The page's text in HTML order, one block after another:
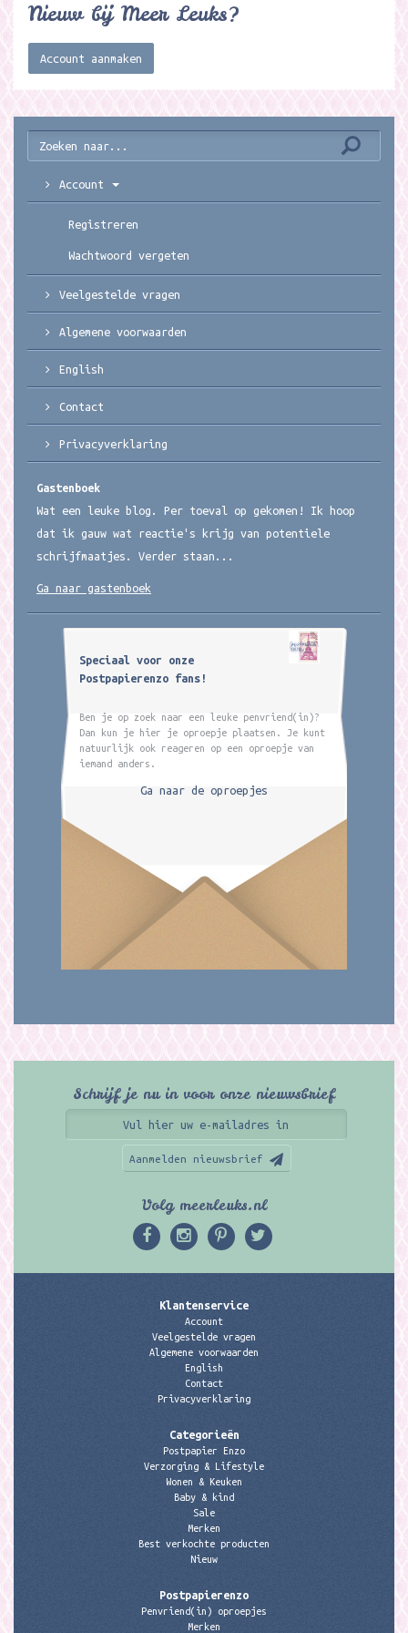
Nieuw bij Meer Leuks?
Account aanmaken
Account
Registreren
Wachtwoord vergeten
Veelgestelde vragen
Algemene voorwaarden
English
Contact
Privacyverklaring
Gastenboek
Wat een leuke blog. Per toeval op gekomen! Ik hoop
dat ik gauw wat reactie's krijg van potentiele
schrijfmaatjes. Verder staan...
Ga naar gastenboek
Speciaal voor onze
Postpapierenzo fans!
Ben je op zoek naar een leuke penvriend(in)?
Dan kun je hier je oproepje plaatsen. Je kunt
natuurlijk ook reageren op een oproepje van
iemand anders.
Ga naar de oproepjes
Schrijf je nu in voor onze nieuwsbrief
Aanmelden nieuwsbrief
Volg meerleuks.nl
Klantenservice
Account
Veelgestelde vragen
Algemene voorwaarden
English
Contact
Privacyverklaring
Categorieën
Postpapier Enzo
Verzorging & Lifestyle
Wonen & Keuken
Baby & kind
Sale
Merken
Best verkochte producten
Nieuw
Postpapierenzo
Penvriend(in) oproepjes
Merken